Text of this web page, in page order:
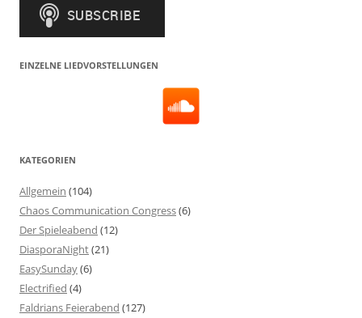
EINZELNE LIEDVORSTELLUNGEN
KATEGORIEN
Allgemein (104)
Chaos Communication Congress(6)
Der Spieleabend (12)
DiasporaNight(21)
EasySunday(6)
Electrified (4)
Faldrians Feierabend (127)